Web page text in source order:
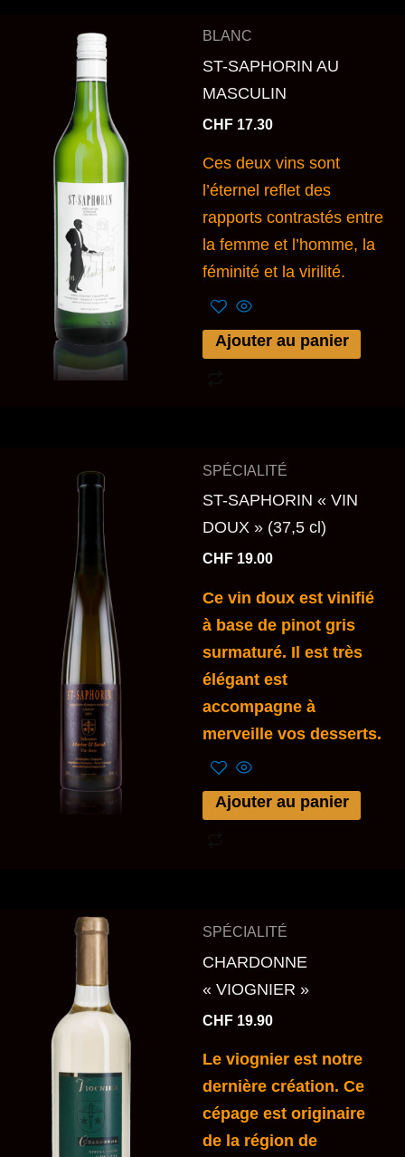
BLANC
ST-SAPHORIN AU
MASCULIN
CHF 17.30
Ces deux vins sont
l’éternel reflet des
rapports contrastés entre
la femme et l’homme, la
féminité et la virilité.
Ajouter au panier
SPÉCIALITÉ
ST-SAPHORIN « VIN
DOUX » (37,5 cl)
CHF 19.00
Ce vin doux est vinifié
à base de pinot gris
surmaturé. Il est très
élégant est
accompagne à
merveille vos desserts.
Ajouter au panier
SPÉCIALITÉ
CHARDONNE
« VIOGNIER »
CHF 19.90
Le viognier est notre
dernière création. Ce
cépage est originaire
de la région de